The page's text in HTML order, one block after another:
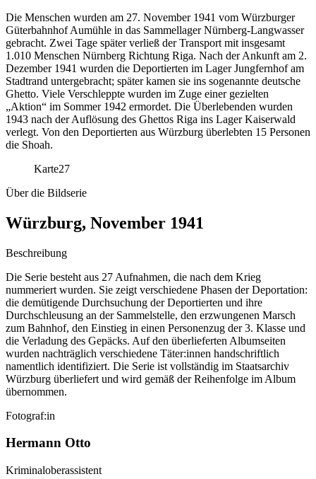
Die Menschen wurden am 27. November 1941 vom Würzburger
Güterbahnhof Aumühle in das Sammellager Nürnberg-Langwasser
gebracht. Zwei Tage später verließ der Transport mit insgesamt
1.010 Menschen Nürnberg Richtung Riga. Nach der Ankunft am 2.
Dezember 1941 wurden die Deportierten im Lager Jungfernhof am
Stadtrand untergebracht; später kamen sie ins sogenannte deutsche
Ghetto. Viele Verschleppte wurden im Zuge einer gezielten
„Aktion“ im Sommer 1942 ermordet. Die Überlebenden wurden
1943 nach der Auflösung des Ghettos Riga ins Lager Kaiserwald
verlegt. Von den Deportierten aus Würzburg überlebten 15 Personen
die Shoah.
Karte27
Über die Bildserie
Würzburg, November 1941
Beschreibung
Die Serie besteht aus 27 Aufnahmen, die nach dem Krieg
nummeriert wurden. Sie zeigt verschiedene Phasen der Deportation:
die demütigende Durchsuchung der Deportierten und ihre
Durchschleusung an der Sammelstelle, den erzwungenen Marsch
zum Bahnhof, den Einstieg in einen Personenzug der 3. Klasse und
die Verladung des Gepäcks. Auf den überlieferten Albumseiten
wurden nachträglich verschiedene Täter:innen handschriftlich
namentlich identifiziert. Die Serie ist vollständig im Staatsarchiv
Würzburg überliefert und wird gemäß der Reihenfolge im Album
übernommen.
Fotograf:in
Hermann Otto
Kriminaloberassistent